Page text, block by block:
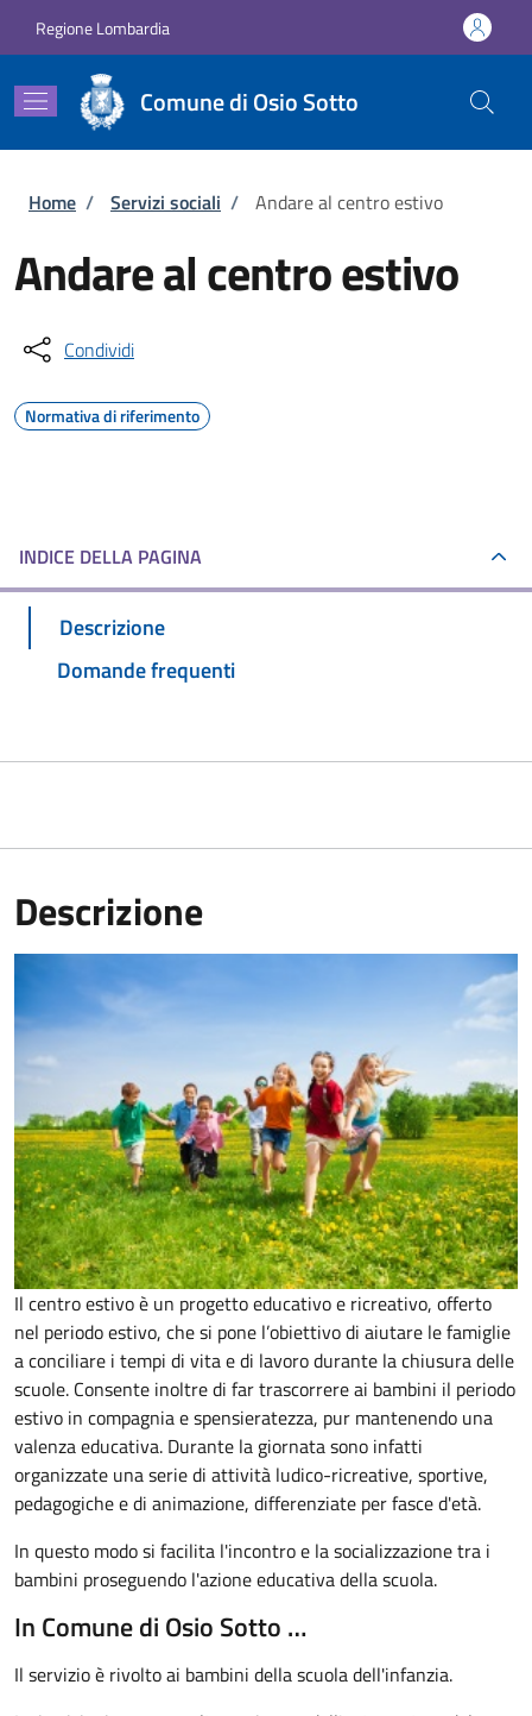
Regione Lombardia
Comune di Osio Sotto
Briciole di pane
Home / Servizi sociali / Andare al centro estivo
Andare al centro estivo
Condividi
Normativa di riferimento
INDICE DELLA PAGINA
Descrizione
Domande frequenti
Descrizione
Il centro estivo è un progetto educativo e ricreativo, offerto
nel periodo estivo, che si pone l’obiettivo di aiutare le famiglie
a conciliare i tempi di vita e di lavoro durante la chiusura delle
scuole. Consente inoltre di far trascorrere ai bambini il periodo
estivo in compagnia e spensieratezza, pur mantenendo una
valenza educativa. Durante la giornata sono infatti
organizzate una serie di attività ludico-ricreative, sportive,
pedagogiche e di animazione, differenziate per fasce d'età.
In questo modo si facilita l'incontro e la socializzazione tra i
bambini proseguendo l'azione educativa della scuola.
In Comune di Osio Sotto …
Il servizio è rivolto ai bambini della scuola dell'infanzia.